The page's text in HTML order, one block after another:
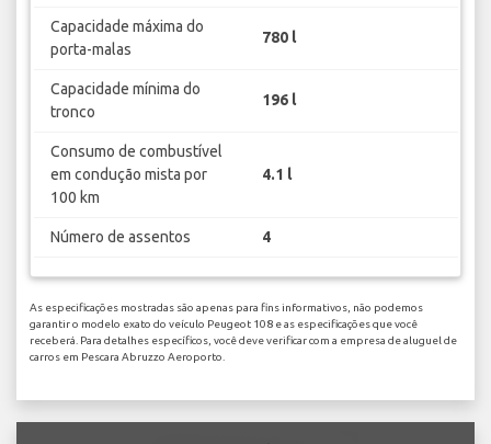
Capacidade máxima do
porta-malas
780 l
Capacidade mínima do
tronco
196 l
Consumo de combustível
em condução mista por
100 km
4.1 l
Número de assentos 4
As especificações mostradas são apenas para fins informativos, não podemos
garantir o modelo exato do veículo Peugeot 108 e as especificações que você
receberá. Para detalhes específicos, você deve verificar com a empresa de aluguel de
carros em Pescara Abruzzo Aeroporto.